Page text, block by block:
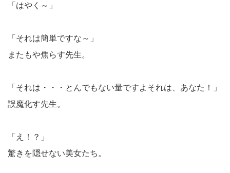
「はやく～」
「それは簡単ですな～」
またもや焦らす先生。
「それは・・・とんでもない量ですよそれは、あなた！」
誤魔化す先生。
「え！？」
驚きを隠せない美女たち。